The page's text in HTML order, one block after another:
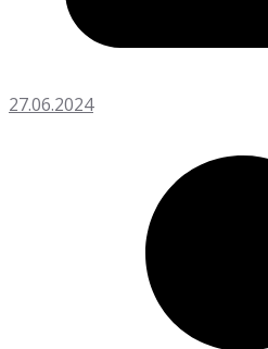
27.06.2024